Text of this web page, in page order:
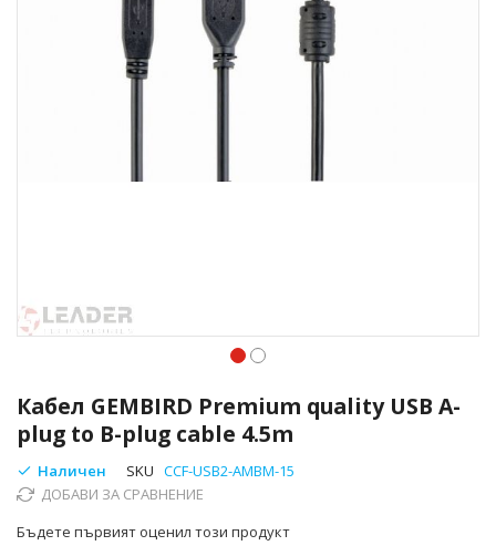
Кабел GEMBIRD Premium quality USB A-
plug to B-plug cable 4.5m
Наличен SKU CCF-USB2-AMBM-15
ДОБАВИ ЗА СРАВНЕНИЕ
Бъдете първият оценил този продукт
към
началото
на
галерия
със
снимки